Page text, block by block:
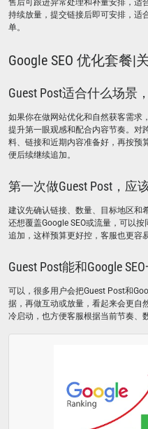
售后可跟进异常处理和补量安排，适
持续放量，提交链接后即可安排，适
单。
Google SEO 优化套餐|
Guest Post适合什么场景
如果你在做网站优化和自然获客需求
提升第一眼观感和配合内容节奏。对
料、链接和近期内容准备好，再按预
便后续继续追加。
第一次做Guest Post，应
建议先确认链接、数量、目标地区和
还想覆盖Google SEO或流量，可以
追加，这样预算更好控，客服也更容
Guest Post能和Google
可以，很多用户会把Guest Post和
据，再做互动或放量，看起来会更自
冷启动，也方便客服根据当前节奏、